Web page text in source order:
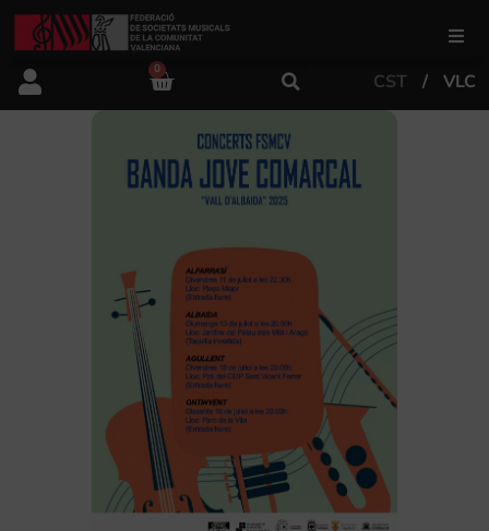
FSMCV
Àrea de gestió
Àrea Artística
0
CST VLC